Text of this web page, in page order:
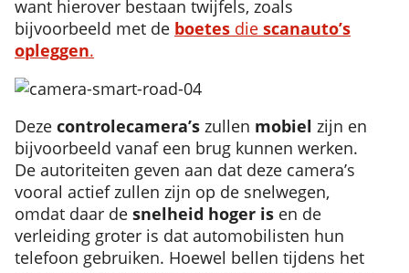
want hierover bestaan twijfels, zoals
bijvoorbeeld met de boetes die scanauto’s
opleggen.
Deze controlecamera’s zullen mobiel zijn en
bijvoorbeeld vanaf een brug kunnen werken.
De autoriteiten geven aan dat deze camera’s
vooral actief zullen zijn op de snelwegen,
omdat daar de snelheid hoger is en de
verleiding groter is dat automobilisten hun
telefoon gebruiken. Hoewel bellen tijdens het